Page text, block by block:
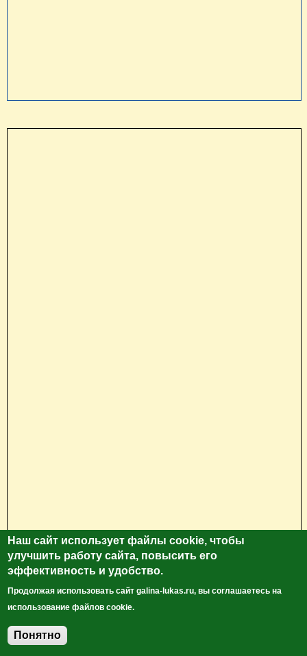
Наш сайт использует файлы cookie, чтобы
улучшить работу сайта, повысить его
эффективность и удобство.
Продолжая использовать сайт galina-lukas.ru, вы соглашаетесь на
использование файлов cookie.
Понятно